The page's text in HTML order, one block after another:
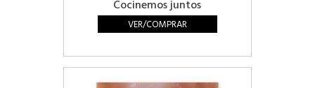
Cocinemos juntos
VER/COMPRAR